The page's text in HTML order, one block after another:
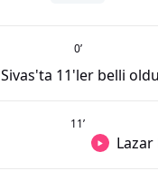
0’
Sivas'ta 11'ler belli oldu
11’